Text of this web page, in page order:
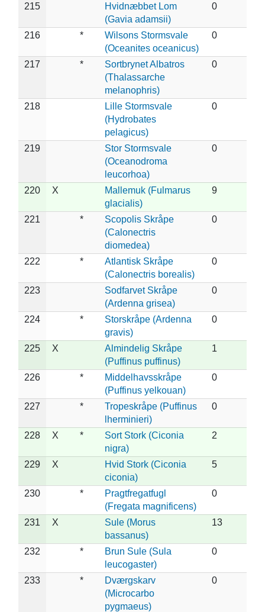
215
Hvidnæbbet Lom
(Gavia adamsii)
0
216 *
Wilsons Stormsvale
(Oceanites oceanicus)
0
217 *
Sortbrynet Albatros
(Thalassarche
melanophris)
0
218
Lille Stormsvale
(Hydrobates
pelagicus)
0
219
Stor Stormsvale
(Oceanodroma
leucorhoa)
0
220 X
Mallemuk (Fulmarus
glacialis)
9
221 *
Scopolis Skråpe
(Calonectris
diomedea)
0
222 *
Atlantisk Skråpe
(Calonectris borealis)
0
223
Sodfarvet Skråpe
(Ardenna grisea)
0
224 *
Storskråpe (Ardenna
gravis)
0
225 X
Almindelig Skråpe
(Puffinus puffinus)
1
226 *
Middelhavsskråpe
(Puffinus yelkouan)
0
227 *
Tropeskråpe (Puffinus
lherminieri)
0
228 X *
Sort Stork (Ciconia
nigra)
2
229 X
Hvid Stork (Ciconia
ciconia)
5
230 *
Pragtfregatfugl
(Fregata magnificens)
0
231 X
Sule (Morus
bassanus)
13
232 *
Brun Sule (Sula
leucogaster)
0
233 *
Dværgskarv
(Microcarbo
pygmaeus)
0